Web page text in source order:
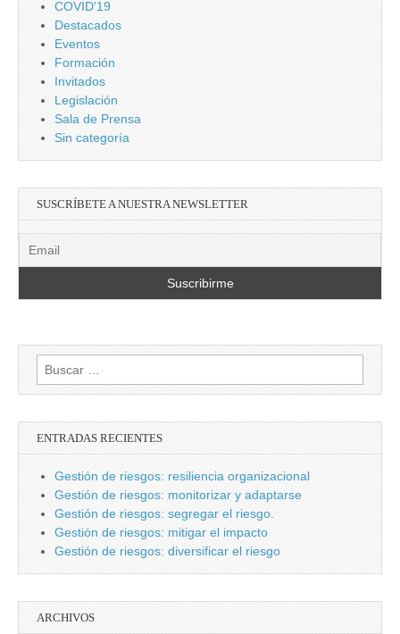
COVID'19
Destacados
Eventos
Formación
Invitados
Legislación
Sala de Prensa
Sin categoría
SUSCRÍBETE A NUESTRA NEWSLETTER
Buscar:
ENTRADAS RECIENTES
Gestión de riesgos: resiliencia organizacional
Gestión de riesgos: monitorizar y adaptarse
Gestión de riesgos: segregar el riesgo.
Gestión de riesgos: mitigar el impacto
Gestión de riesgos: diversificar el riesgo
ARCHIVOS